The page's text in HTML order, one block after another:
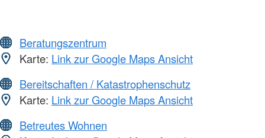
Beratungszentrum
Karte: Link zur Google Maps Ansicht
Bereitschaften / Katastrophenschutz
Karte: Link zur Google Maps Ansicht
Betreutes Wohnen